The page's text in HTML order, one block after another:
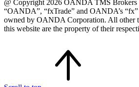
@ Copyright 2026 OANDA TMS Brokers
“OANDA”, “fxTrade” and OANDA’s
owned by OANDA Corporation. All other
this website are the property of their